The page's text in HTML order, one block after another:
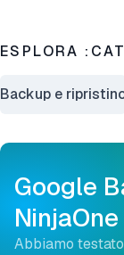
ESPLORA
Backup e
Google
Abbiamo